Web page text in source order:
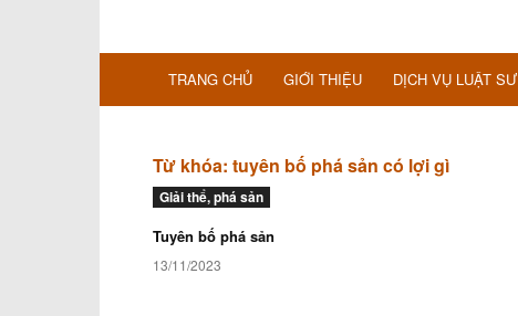
TRANG CHỦ GIỚI THIỆU DỊCH VỤ LUẬT SƯ
Từ khóa: tuyên bố phá sản có lợi gì
Giải thể, phá sản
Tuyên bố phá sản
13/11/2023